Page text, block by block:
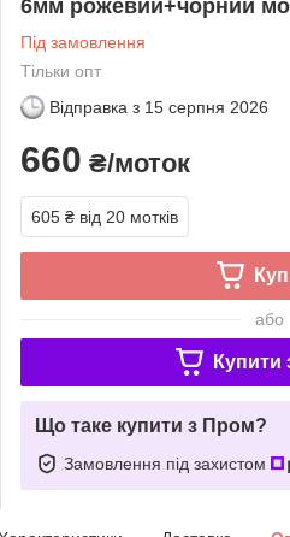
6мм рожевий+чорний
Під замовлення
Тільки опт
Відправка з 15 серпня 2026
660 ₴/моток
605 ₴ від 20 мотків
або
Купити
Що таке купити з Пром?
Замовлення під захистом